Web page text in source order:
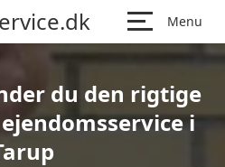
Menu
du den rigtige
i